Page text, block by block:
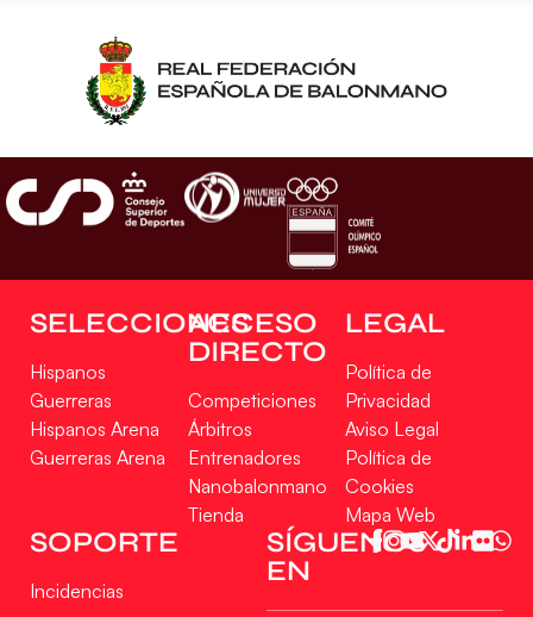
Gestionar consentimiento
Para ofrecer las mejores experiencias, utilizamos tecnologías como las cookies
para almacenar y/o acceder a la información del dispositivo. El consentimiento
de estas tecnologías nos permitirá procesar datos como el comportamiento de
SELECCIONES
Hispanos
Guerreras
Hispanos Arena
Guerreras Arena
ACCESO
DIRECTO
Competiciones
Árbitros
Entrenadores
Nanobalonmano
Tienda
LEGAL
Política de
Privacidad
Aviso Legal
Política de
Cookies
Mapa Web
SOPORTE
Incidencias
SÍGUENOS
EN